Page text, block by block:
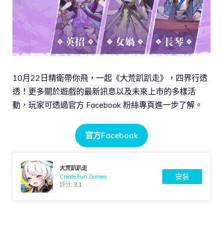
10月22日精衛帶你飛，一起《大荒趴趴走》，四界行透
透！更多關於遊戲的最新訊息以及未來上市的多樣活
動，玩家可透過官方 Facebook 粉絲專頁進一步了解。
官方Facebook
大荒趴趴走
Create Fun Games
評分: 3.1
安裝